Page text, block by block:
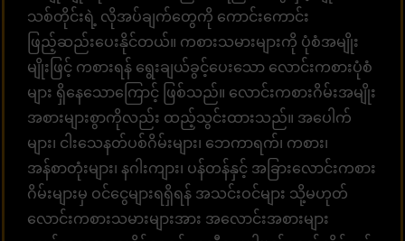
သစ်တိုင်းရဲ့ လိုအပ်ချက်တွေကို ကောင်းကောင်း
ဖြည့်ဆည်းပေးနိုင်တယ်။ ကစားသမားများကို ပုံစံအမျိုး
မျိုးဖြင့် ကစားရန် ရွေးချယ်ခွင့်ပေးသော လောင်းကစားပုံစံ
များ ရှိနေသောကြောင့် ဖြစ်သည်။ လောင်းကစားဂိမ်းအမျိုး
အစားများစွာကိုလည်း ထည့်သွင်းထားသည်။ အပေါက်
များ၊ ငါးသေနတ်ပစ်ဂိမ်းများ၊ ဘေကာရက်၊ ကစား၊
အန်စာတုံးများ၊ နဂါးကျား၊ ပန်တန်နှင့် အခြားလောင်းကစား
ဂိမ်းများမှ ဝင်ငွေများရရှိရန် အသင်းဝင်များ သို့မဟုတ်
လောင်းကစားသမားများအား အလောင်းအစားများ